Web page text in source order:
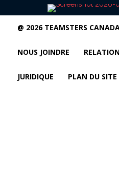
@ 2026 TEAMSTERS
NOUS JOINDRE
JURIDIQUE PLAN DU SITE